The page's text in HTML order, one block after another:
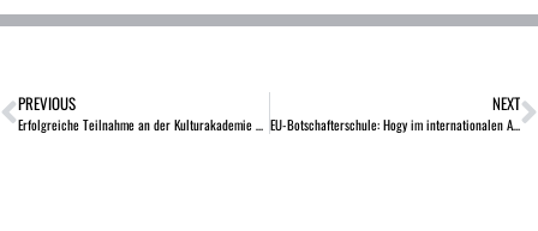
PREVIOUS
Erfolgreiche Teilnahme an der Kulturakademie BW
NEXT
EU-Botschafterschule: Hogy im internationalen Austausch zur EU-Bildung